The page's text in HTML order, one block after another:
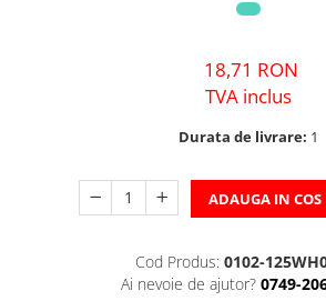
18,71 RON
TVA inclus
Durata de livrare: 1
ADAUGA IN COS
Cod Produs: 0102-
Ai nevoie de ajutor? 0749-